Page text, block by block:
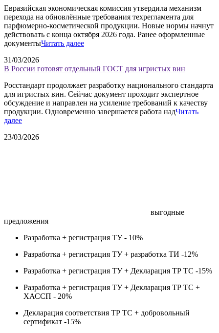
Евразийская экономическая комиссия утвердила механизм
перехода на обновлённые требования техрегламента для
парфюмерно-косметической продукции. Новые нормы начнут
действовать с конца октября 2026 года. Ранее оформленные
документыЧитать далее
31/03/2026
В России готовят отдельный ГОСТ для игристых вин
Росстандарт продолжает разработку национального стандарта
для игристых вин. Сейчас документ проходит экспертное
обсуждение и направлен на усиление требований к качеству
продукции. Одновременно завершается работа надЧитать
далее
23/03/2026
выгодные
предложения
Разработка + регистрация ТУ - 10%
Разработка + регистрация ТУ + разработка ТИ -12%
Разработка + регистрация ТУ + Декларация ТР ТС -15%
Разработка + регистрация ТУ + Декларация ТР ТС +
ХАССП - 20%
Декларация соответствия ТР ТС + добровольный
сертификат -15%